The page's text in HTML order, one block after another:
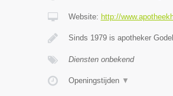
Website: http://
Sinds 1979 is apotheker
Diensten onbekend
Openingstijden ▼